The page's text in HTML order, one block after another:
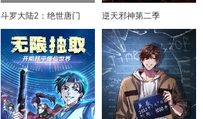
斗罗大陆2：绝世唐门 逆天邪神第二季